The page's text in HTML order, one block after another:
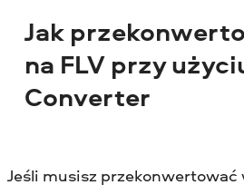
Jak
na FLV przy
Converter
Jeśli musisz